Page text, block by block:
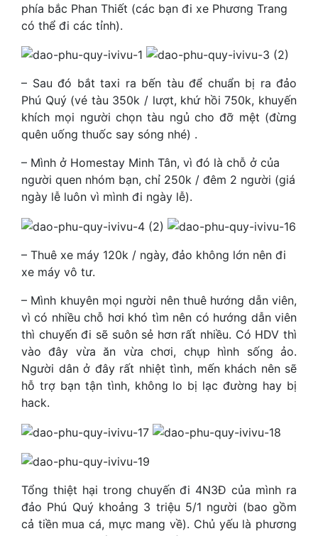
phía bắc Phan Thiết (các bạn đi xe Phương Trang
có thể đi các tỉnh).
– Sau đó bắt taxi ra bến tàu để chuẩn bị ra đảo
Phú Quý (vé tàu 350k / lượt, khứ hồi 750k, khuyến
khích mọi người chọn tàu ngủ cho đỡ mệt (đừng
quên uống thuốc say sóng nhé) .
– Mình ở Homestay Minh Tân, vì đó là chỗ ở của
người quen nhóm bạn, chỉ 250k / đêm 2 người (giá
ngày lễ luôn vì mình đi ngày lễ).
– Thuê xe máy 120k / ngày, đảo không lớn nên đi
xe máy vô tư.
– Mình khuyên mọi người nên thuê hướng dẫn viên,
vì có nhiều chỗ hơi khó tìm nên có hướng dẫn viên
thì chuyến đi sẽ suôn sẻ hơn rất nhiều. Có HDV thì
vào đây vừa ăn vừa chơi, chụp hình sống ảo.
Người dân ở đây rất nhiệt tình, mến khách nên sẽ
hỗ trợ bạn tận tình, không lo bị lạc đường hay bị
hack.
Tổng thiệt hại trong chuyến đi 4N3Đ của mình ra
đảo Phú Quý khoảng 3 triệu 5/1 người (bao gồm
cả tiền mua cá, mực mang về). Chủ yếu là phương